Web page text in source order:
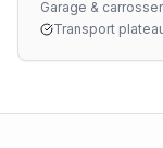
Garage &
Transport